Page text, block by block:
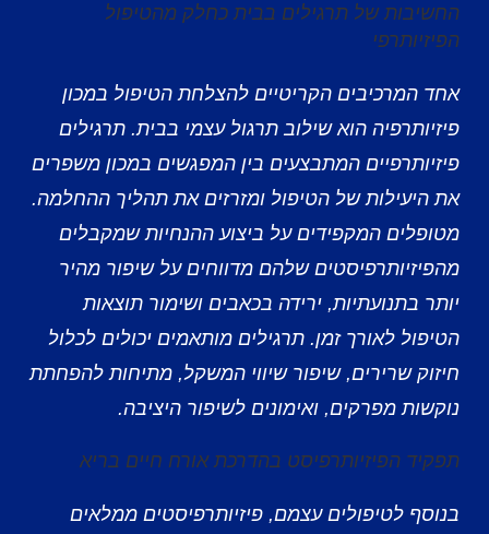
החשיבות של תרגילים בבית כחלק מהטיפול
הפיזיותרפי
אחד המרכיבים הקריטיים להצלחת הטיפול במכון
פיזיותרפיה הוא שילוב תרגול עצמי בבית. תרגילים
פיזיותרפיים המתבצעים בין המפגשים במכון משפרים
את היעילות של הטיפול ומזרזים את תהליך ההחלמה.
מטופלים המקפידים על ביצוע ההנחיות שמקבלים
מהפיזיותרפיסטים שלהם מדווחים על שיפור מהיר
יותר בתנועתיות, ירידה בכאבים ושימור תוצאות
הטיפול לאורך זמן. תרגילים מותאמים יכולים לכלול
חיזוק שרירים, שיפור שיווי המשקל, מתיחות להפחתת
נוקשות מפרקים, ואימונים לשיפור היציבה.
תפקיד הפיזיותרפיסט בהדרכת אורח חיים בריא
בנוסף לטיפולים עצמם, פיזיותרפיסטים ממלאים